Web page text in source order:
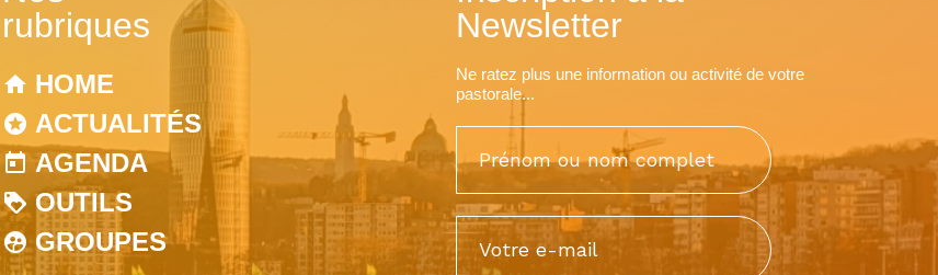
rubriques
HOME
ACTUALITÉS
AGENDA
OUTILS
GROUPES
Newsletter
Ne ratez plus une information ou activité de votre
pastorale...